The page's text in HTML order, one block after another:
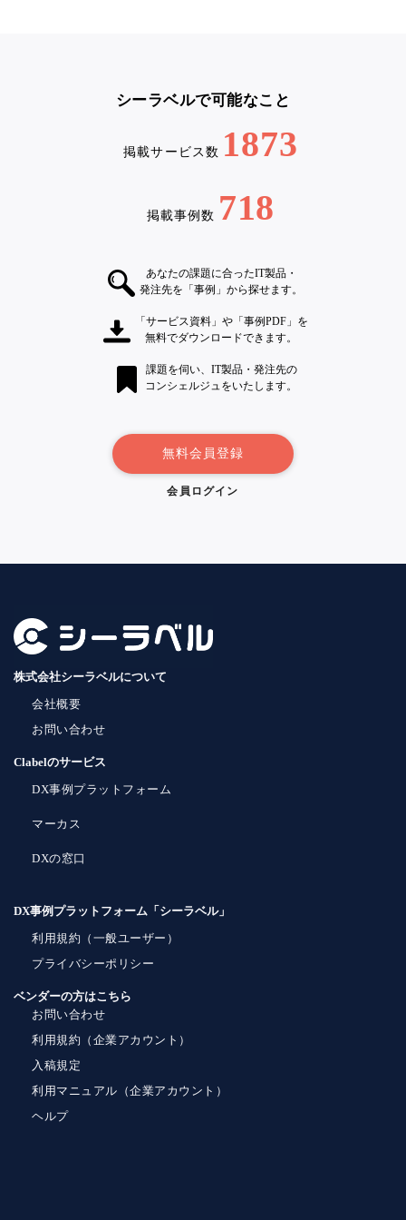
シーラベルで可能なこと
掲載サービス数 1873
掲載事例数 718
あなたの課題に合ったIT製品・
発注先を「事例」から探せます。
「サービス資料」や「事例PDF」を
無料でダウンロードできます。
課題を伺い、IT製品・発注先の
コンシェルジュをいたします。
無料会員登録
会員ログイン
株式会社シーラベルについて
会社概要
お問い合わせ
Clabelのサービス
DX事例プラットフォーム
マーカス
DXの窓口
DX事例プラットフォーム「シーラベル」
利用規約（一般ユーザー）
プライバシーポリシー
ベンダーの方はこちら
お問い合わせ
利用規約（企業アカウント）
入稿規定
利用マニュアル（企業アカウント）
ヘルプ